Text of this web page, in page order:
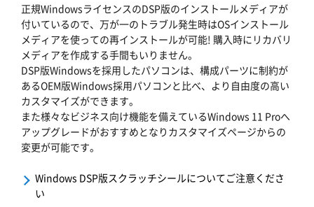
正規WindowsライセンスのDSP版のインストールメディアが
付いているので、万が一のトラブル発生時はOSインストール
メディアを使っての再インストールが可能! 購入時にリカバリ
メディアを作成する手間もいりません。
DSP版Windowsを採用したパソコンは、構成パーツに制約が
あるOEM版Windows採用パソコンと比べ、より自由度の高い
カスタマイズができます。
また様々なビジネス向け機能を備えているWindows 11 Proへ
アップグレードがおすすめとなりカスタマイズページからの
変更が可能です。
Windows DSP版スクラッチシールについてご注意くださ
い